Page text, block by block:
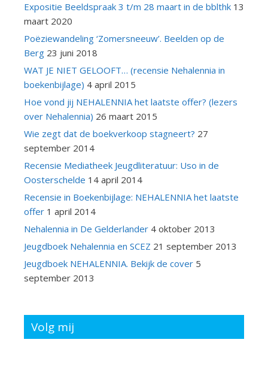
Expositie Beeldspraak 3 t/m 28 maart in de bblthk 13
maart 2020
Poëziewandeling ‘Zomersneeuw’. Beelden op de
Berg 23 juni 2018
WAT JE NIET GELOOFT… (recensie Nehalennia in
boekenbijlage) 4 april 2015
Hoe vond jij NEHALENNIA het laatste offer? (lezers
over Nehalennia) 26 maart 2015
Wie zegt dat de boekverkoop stagneert? 27
september 2014
Recensie Mediatheek Jeugdliteratuur: Uso in de
Oosterschelde 14 april 2014
Recensie in Boekenbijlage: NEHALENNIA het laatste
offer 1 april 2014
Nehalennia in De Gelderlander 4 oktober 2013
Jeugdboek Nehalennia en SCEZ 21 september 2013
Jeugdboek NEHALENNIA. Bekijk de cover 5
september 2013
Volg mij